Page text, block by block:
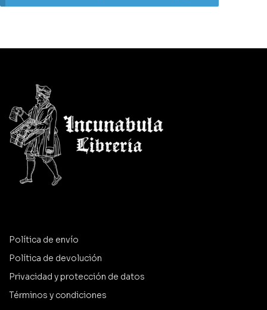
Política de envío
Política de devolución
Privacidad y protección de datos
Términos y condiciones